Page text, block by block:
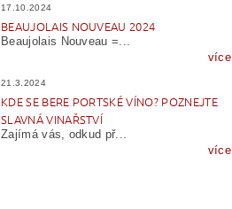
17.10.2024
BEAUJOLAIS NOUVEAU 2024
Beaujolais Nouveau =...
více
21.3.2024
KDE SE BERE PORTSKÉ VÍNO? POZNEJTE
SLAVNÁ VINAŘSTVÍ
Zajímá vás, odkud př...
více